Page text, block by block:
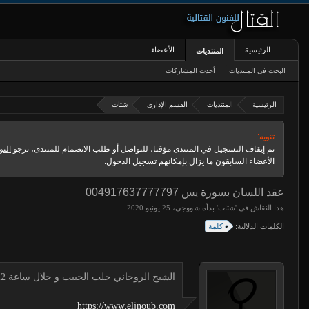
الرئيسية المنتديات القسم الإداري شتات
تنويه:
تم إيقاف التسجيل في المنتدى مؤقتا، للتواصل أو طلب الانضمام للمنتدى، نرجو
الأعضاء السابقون ما يزال بإمكانهم تسجيل الدخول.
عقد اللسان بسورة يس 004917637777797
هذا النقاش في 'شتات' بدأه شووجي،
الكلمات الدلالية: كلمة
الشيخ الروحاني جلب الحبيب و خلال ساعة 00491634511222 لجلب الحبيب
https://www.eljnoub.com
الرئيسية المنتديات
البحث في المنتديات أحدث المشاركات
الأعضاء